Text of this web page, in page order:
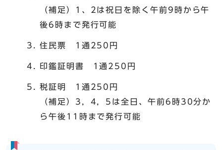
（補足）1、2は祝日を除く午前9時から午
後6時まで発行可能
住民票 1通250円
印鑑証明書 1通250円
税証明 1通250円
（補足）3，4，5は全日、午前6時30分か
ら午後11時まで発行可能